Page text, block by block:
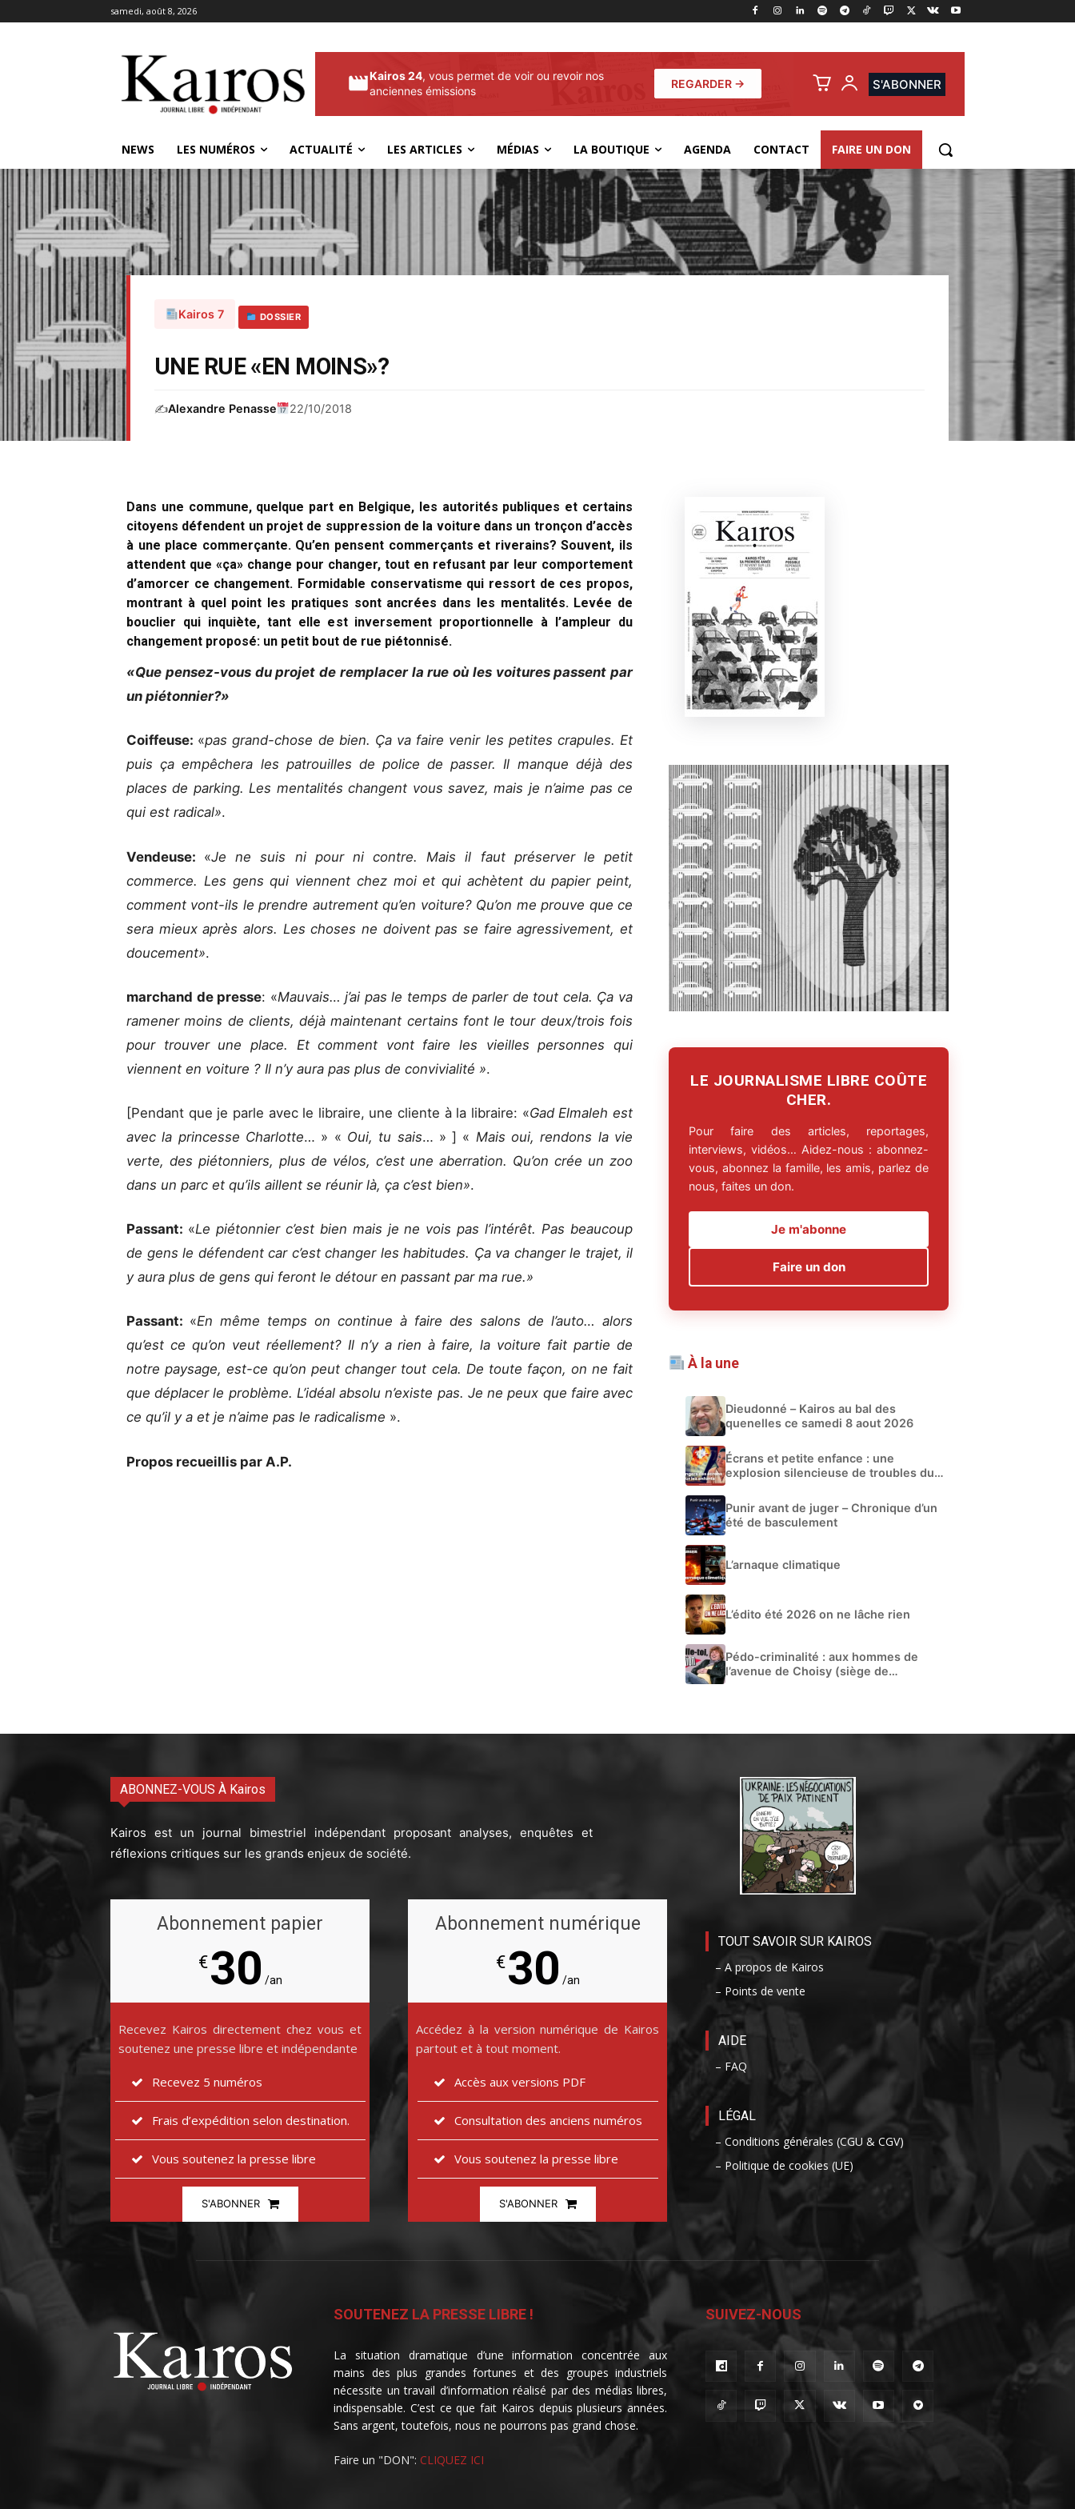
samedi, août 8, 2026
Kairos 24, vous permet de voir ou revoir nos
anciennes émissions
REGARDER → S'ABONNER
NEWS LES NUMÉROS ACTUALITÉ LES ARTICLES MÉDIAS LA BOUTIQUE AGENDA CONTACT FAIRE UN DON
Kairos 7 DOSSIER
UNE RUE «EN MOINS»?
✍️Alexandre Penasse 22/10/2018
Dans une commune, quelque part en Belgique, les autorités publiques et certains
citoyens défendent un projet de suppression de la voiture dans un tronçon d’accès
à une place commerçante. Qu’en pensent commerçants et riverains? Souvent, ils
attendent que «ça» change pour changer, tout en refusant par leur comportement
d’amorcer ce changement. Formidable conservatisme qui ressort de ces propos,
montrant à quel point les pratiques sont ancrées dans les mentalités. Levée de
bouclier qui inquiète, tant elle est inversement proportionnelle à l’ampleur du
changement proposé: un petit bout de rue piétonnisé.
«Que pensez-vous du projet de remplacer la rue où les voitures passent par
un piétonnier?»
Coiffeuse: «pas grand-chose de bien. Ça va faire venir les petites crapules. Et
puis ça empêchera les patrouilles de police de passer. Il manque déjà des
places de parking. Les mentalités changent vous savez, mais je n’aime pas ce
qui est radical».
Vendeuse: «Je ne suis ni pour ni contre. Mais il faut préserver le petit
commerce. Les gens qui viennent chez moi et qui achètent du papier peint,
comment vont-ils le prendre autrement qu’en voiture? Qu’on me prouve que ce
sera mieux après alors. Les choses ne doivent pas se faire agressivement, et
doucement».
marchand de presse: «Mauvais… j’ai pas le temps de parler de tout cela. Ça va
ramener moins de clients, déjà maintenant certains font le tour deux/trois fois
pour trouver une place. Et comment vont faire les vieilles personnes qui
viennent en voiture ? Il n’y aura pas plus de convivialité ».
[Pendant que je parle avec le libraire, une cliente à la libraire: «Gad Elmaleh est
avec la princesse Charlotte… » « Oui, tu sais… » ] « Mais oui, rendons la vie
verte, des piétonniers, plus de vélos, c’est une aberration. Qu’on crée un zoo
dans un parc et qu’ils aillent se réunir là, ça c’est bien».
Passant: «Le piétonnier c’est bien mais je ne vois pas l’intérêt. Pas beaucoup
de gens le défendent car c’est changer les habitudes. Ça va changer le trajet, il
y aura plus de gens qui feront le détour en passant par ma rue.»
Passant: «En même temps on continue à faire des salons de l’auto… alors
qu’est ce qu’on veut réellement? Il n’y a rien à faire, la voiture fait partie de
notre paysage, est-ce qu’on peut changer tout cela. De toute façon, on ne fait
que déplacer le problème. L’idéal absolu n’existe pas. Je ne peux que faire avec
ce qu’il y a et je n’aime pas le radicalisme ».
Propos recueillis par A.P.
LE JOURNALISME LIBRE COÛTE
CHER.
Pour faire des articles, reportages,
interviews, vidéos… Aidez-nous : abonnez-
vous, abonnez la famille, les amis, parlez de
nous, faites un don.
Je m'abonne
Faire un don
À la une
Dieudonné – Kairos au bal des
quenelles ce samedi 8 aout 2026
Écrans et petite enfance : une
explosion silencieuse de troubles du
Punir avant de juger – Chronique d’un
été de basculement
L’arnaque climatique
L’édito été 2026 on ne lâche rien
Pédo-criminalité : aux hommes de
l’avenue de Choisy (siège de
ABONNEZ-VOUS À Kairos
Kairos est un journal bimestriel indépendant proposant analyses, enquêtes et
réflexions critiques sur les grands enjeux de société.
Abonnement papier
€30 /an
Recevez Kairos directement chez vous et
soutenez une presse libre et indépendante
Recevez 5 numéros
Frais d’expédition selon destination.
Vous soutenez la presse libre
S'ABONNER
Abonnement numérique
€30 /an
Accédez à la version numérique de Kairos
partout et à tout moment.
Accès aux versions PDF
Consultation des anciens numéros
Vous soutenez la presse libre
S'ABONNER
TOUT SAVOIR SUR KAIROS
– A propos de Kairos
– Points de vente
AIDE
– FAQ
LÉGAL
– Conditions générales (CGU & CGV)
– Politique de cookies (UE)
SOUTENEZ LA PRESSE LIBRE !
La situation dramatique d’une information concentrée aux
mains des plus grandes fortunes et des groupes industriels
nécessite un travail d’information réalisé par des médias libres,
indispensable. C’est ce que fait Kairos depuis plusieurs années.
Sans argent, toutefois, nous ne pourrons pas grand chose.
Faire un "DON": CLIQUEZ ICI
SUIVEZ-NOUS